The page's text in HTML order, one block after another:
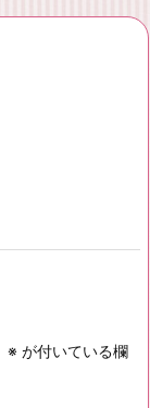
※ が付いている欄